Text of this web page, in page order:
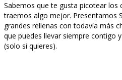
Sabemos que te gusta picotear los
traemos algo mejor. Presentamos
grandes rellenas con todavía más
que puedes llevar siempre contigo
(solo si quieres).